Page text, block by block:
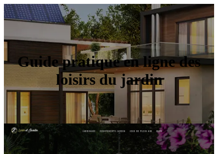
Guide pratique en ligne des
loisirs du jardin